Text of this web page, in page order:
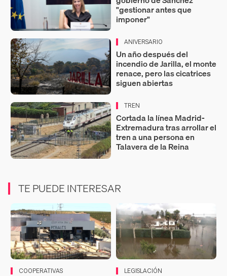
"gestionar antes que
imponer"
ANIVERSARIO
Un año después del
incendio de Jarilla, el monte
renace, pero las cicatrices
siguen abiertas
TREN
Cortada la línea Madrid-
Extremadura tras arrollar el
tren a una persona en
Talavera de la Reina
TE PUEDE INTERESAR
COOPERATIVAS LEGISLACIÓN